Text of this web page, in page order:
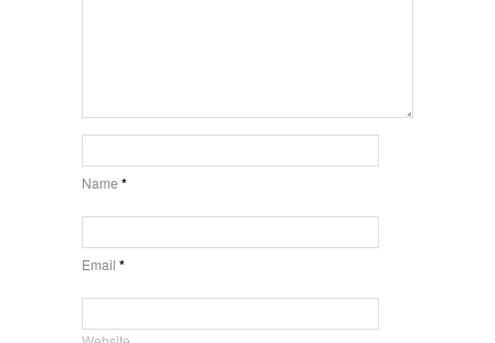
Name *
Email *